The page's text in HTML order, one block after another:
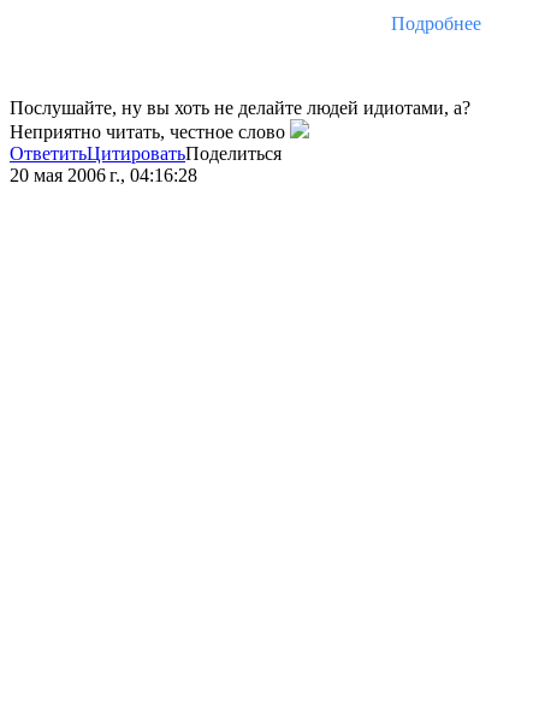
Подробнее
Послушайте, ну вы хоть не делайте людей идиотами, а?
Неприятно читать, честное слово
ОтветитьЦитироватьПоделиться
20 мая 2006 г., 04:16:28